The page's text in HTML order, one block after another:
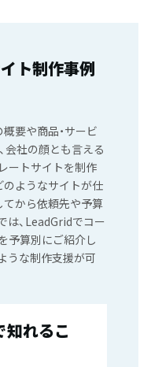
ト制作事例
要や商品・サービ
会社の顔とも言える
ートサイトを制作
のようなサイトが仕
てから依頼先や予算
は、LeadGridでコー
予算別にご紹介し
うな制作支援が可
れるこ